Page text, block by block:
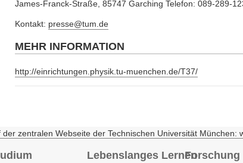
James-Franck-Straße, 85747 Garching Telefon: 089-289-
Kontakt: presse@tum.de
MEHR INFORMATION
http://einrichtungen.physik.tu-muenchen.de/T37/
zentralen Webseite der Technischen Universität München:
Lebenslanges LernenForschung